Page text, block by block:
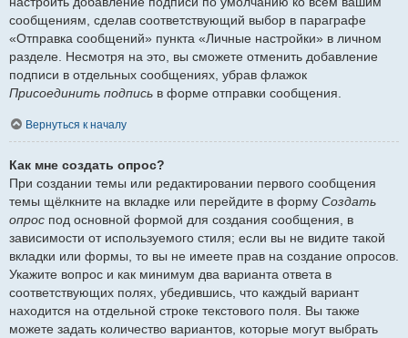
сообщениям, сделав соответствующий выбор в параграфе
«Отправка сообщений» пункта «Личные настройки» в личном
разделе. Несмотря на это, вы сможете отменить добавление
подписи в отдельных сообщениях, убрав флажок
Присоединить подпись в форме отправки сообщения.
Вернуться к началу
Как мне создать опрос?
При создании темы или редактировании первого сообщения
темы щёлкните на вкладке или перейдите в форму Создать
опрос под основной формой для создания сообщения, в
зависимости от используемого стиля; если вы не видите такой
вкладки или формы, то вы не имеете прав на создание опросов.
Укажите вопрос и как минимум два варианта ответа в
соответствующих полях, убедившись, что каждый вариант
находится на отдельной строке текстового поля. Вы также
можете задать количество вариантов, которые могут выбрать